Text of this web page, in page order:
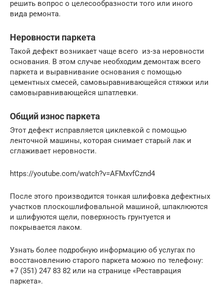
решить вопрос о целесообразности того или иного
вида ремонта.
Неровности паркета
Такой дефект возникает чаще всего из-за неровности
основания. В этом случае необходим демонтаж всего
паркета и выравнивание основания с помощью
цементных смесей, самовыравнивающейся стяжки или
самовыравнивающейся шпатлевки.
Общий износ паркета
Этот дефект исправляется циклевкой с помощью
ленточной машины, которая снимает старый лак и
сглаживает неровности.
https://youtube.com/watch?v=AFMxvfCznd4
После этого производится тонкая шлифовка дефектных
участков плоскошлифовальной машиной, шпаклюются
и шлифуются щели, поверхность грунтуется и
покрывается лаком.
Узнать более подробную информацию об услугах по
восстановлению старого паркета можно по телефону:
+7 (351) 247 83 82 или на странице «Реставрация
паркета».